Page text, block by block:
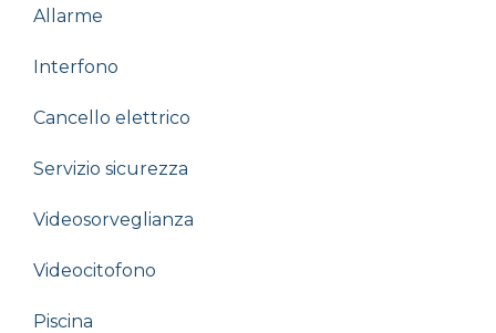
Allarme
Interfono
Cancello elettrico
Servizio sicurezza
Videosorveglianza
Videocitofono
Piscina